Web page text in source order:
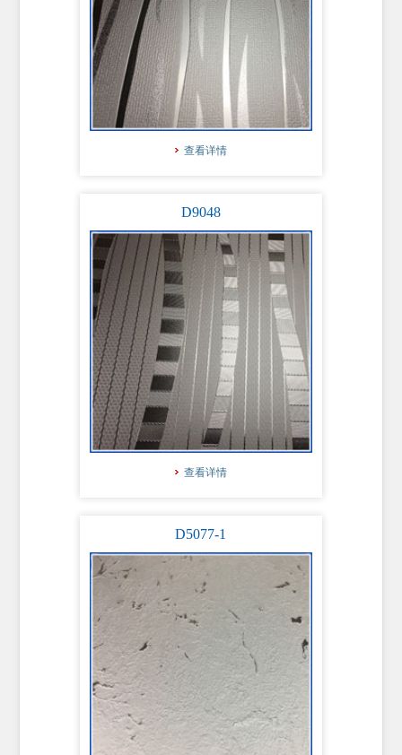
查看详情
D9048
查看详情
D5077-1